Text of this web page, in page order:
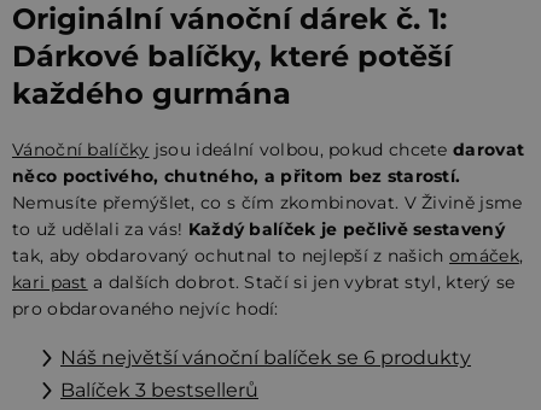
Originální vánoční dárek č. 1:
Dárkové balíčky, které potěší
každého gurmána
Vánoční balíčky jsou ideální volbou, pokud chcetedarovat
něco poctivého, chutného, a přitom bez starostí.
Nemusíte přemýšlet, co s čím zkombinovat. V Živině jsme
to už udělali za vás! Každý balíček je pečlivě sestavený
tak, aby obdarovaný ochutnal to nejlepší z našich omáček,
kari past a dalších dobrot. Stačí si jen vybrat styl, který se
pro obdarovaného nejvíc hodí:
Náš největší vánoční balíček se 6 produkty
Balíček 3 bestsellerů